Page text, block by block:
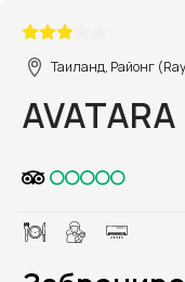
Таиланд, Районг